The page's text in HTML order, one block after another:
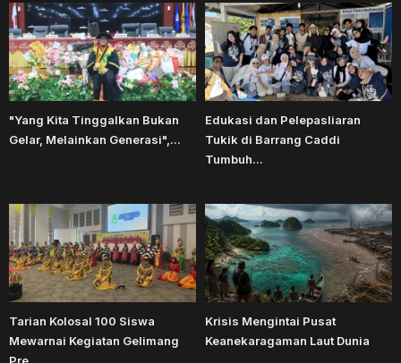
"Yang Kita Tinggalkan Bukan
Gelar, Melainkan Generasi",...
Edukasi dan Pelepasliaran
Tukik di Barrang Caddi
Tumbuh...
Tarian Kolosal 100 Siswa
Mewarnai Kegiatan Gelimang
Krisis Mengintai Pusat
Keanekaragaman Laut Dunia